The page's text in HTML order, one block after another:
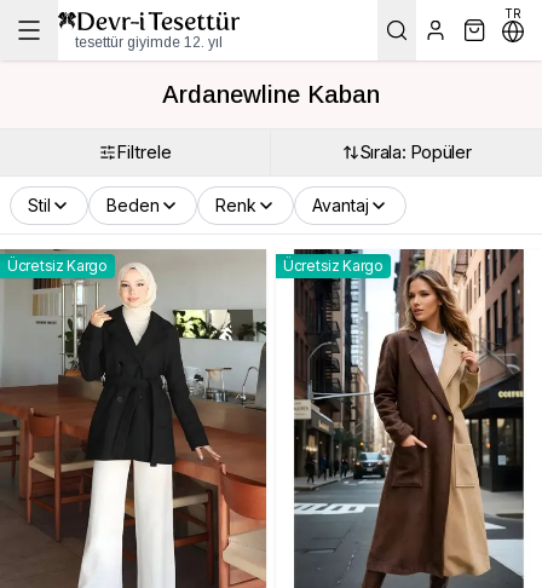
tesettür giyimde 12. yıl
TR
Ardanewline Kaban
Filtrele Sırala: Popüler
Stil Beden Renk Avantaj
Ücretsiz Kargo Ücretsiz Kargo